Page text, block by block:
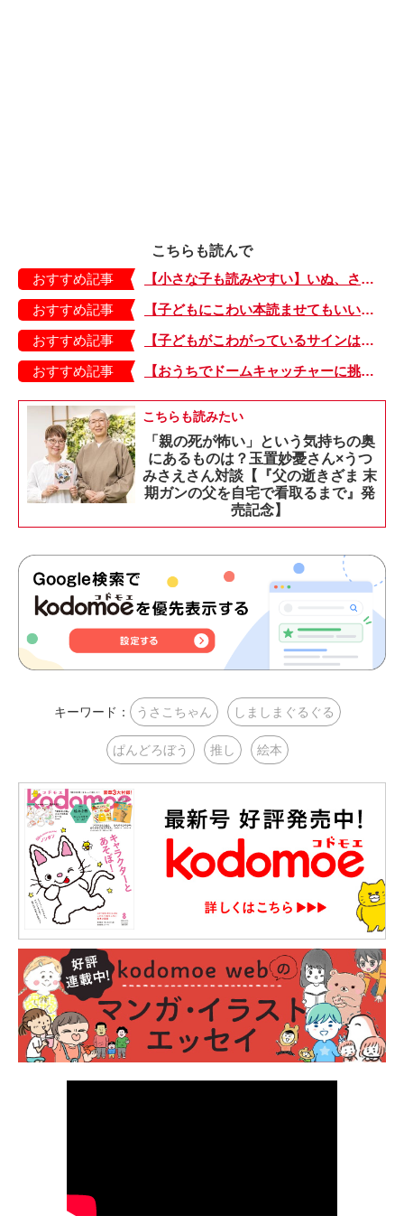
こちらも読んで
おすすめ記事
【小さな子も読みやすい】いぬ、さる、うさぎ、ゴリラにあひる…動物たちのまねっこできるかな？『まねまねっこ』発売中！
おすすめ記事
【子どもにこわい本読ませてもいいの？】「子どもはどのようなものにこわさを感じやすいのでしょうか？」
おすすめ記事
【子どもがこわがっているサインは？】「読み聞かせのとき、子どもがこわがっていると判断できるサインを教えてください！」
おすすめ記事
【おうちでドームキャッチャーに挑戦だ】アンパンマン わくわくドームキャッチャー
こちらも読みたい
「親の死が怖い」という気持ちの奥
にあるものは？玉置妙憂さん×うつ
みさえさん対談【『父の逝きざま 末
期ガンの父を自宅で看取るまで』発
売記念】
キーワード： うさこちゃん しましまぐるぐる
ぱんどろぼう 推し 絵本